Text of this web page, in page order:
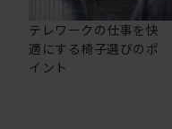
テレワークの仕事を快
適にする椅子選びのポ
イント